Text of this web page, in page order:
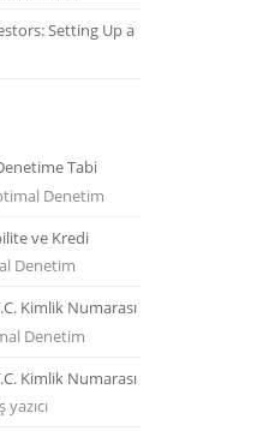
Setting Up a
Tabi
Denetim
ve Kredi
Denetim
Kimlik Numarası
Denetim
Kimlik Numarası